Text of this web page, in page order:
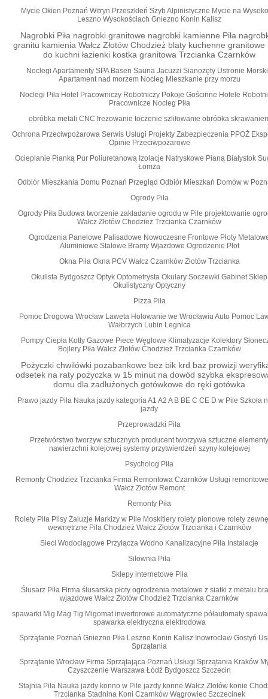
Mycie Okien Poznań Witryn Przeszkleń Szyb Alpinistyczne Mycie na
Leszno Wysokościach Gniezno Konin Kalisz
Nagrobki Piła nagrobki granitowe nagrobki kamienne Piła
granitu kamienia Wałcz Złotów Chodzież blaty kuchenne granitowe
do kuchni łazienki kostka granitowa Trzcianka Czarnków
Noclegi Apartamenty SPA Basen Sauna Jacuzzi Sianożęty Ustronie
Apartament nad morzem Nocleg Mieszkanie przy morzu
Noclegi Piła Hotel Pracowniczy Robotniczy Pokoje Gościnne Hotele
Pracownicze Nocleg Piła
obróbka metali CNC frezowanie toczenie szlifowanie obróbka
Ochrona Przeciwpożarowa Serwis Usługi Projekty Zabezpieczenia PPOŻ
Opinie Przeciwpożarowe
Ocieplanie Pianką Pur Poliuretanową Izolacje Natryskowe Pianą Białystok
Łomża
Odbiór Mieszkania Domu Poznań Przegląd Odbiór Mieszkań Domów w
Ogrody Piła
Ogrody Piła Budowa tworzenie zakładanie ogrodu w Pile projektowanie
Wałcz Złotów Chodzież Trzcianka Czarnków
Ogrodzenia Panelowe Palisadowe Nowoczesne Frontowe Płoty
Aluminiowe Stalowe Bramy Wjazdowe Ogrodzenie Płot
Okna Piła Okna PCV Wałcz Czarnków Złotów Trzcianka
Okulista Bydgoszcz Optyk Optometrysta Okulary Soczewki Gabinet Sklep
Okulistyczny Optyczny
Pizza Piła
Pomoc Drogowa Wrocław Laweta Holowanie we Wrocławiu Auto Pomoc
Wałbrzych Lubin Legnica
Pompy Ciepła Kotły Gazowe Piece Węglowe Klimatyzacje Kolektory
Bojlery Piła Wałcz Złotów Chodzież Trzcianka Czarnków
Pożyczki chwilówki pozabankowe bez bik krd baz prowizji
odsetek na raty pożyczka w 15 minut na dowód szybka
domu dla zadłużonych gotówkowe do ręki gotówka
Prawo jazdy Piła Nauka jazdy kategoria A1 A2 A B BE C CE D‎ w Pile Szkoła
jazdy
Przeprowadzki Piła
Przetwórstwo tworzyw sztucznych producent tworzywa sztuczne elementy
nawierzchni kolejowej systemy przytwierdzeń szyny kolejowej
Psycholog Piła
Remonty Chodzież Trzcianka Firma Remontowa Czarnków Usługi
Wałcz Złotów Remont
Remonty Piła
Rolety Piła Plisy Żaluzje Markizy w Pile Moskitiery rolety pionowe rolety
wewnętrzne Pila Chodzież Wałcz Złotów Trzcianka i Czarnków
Sieci Wodociągowe Przyłącza Wodno Kanalizacyjne Piła Instalacje
Siłownia Piła
Sklepy internetowe Piła
Ślusarz Piła Firma ślusarska płoty ogrodzenia metalowe z siatki z metalu
wjazdowe Wałcz Złotów Chodzież Trzcianka Czarnków
spawarki Mig Mag Tig Migomat inwertorowe automatyczne półautomaty
spawarka elektryczna elektrodowa
Sprzątanie Poznań Gniezno Piła Leszno Konin Kalisz Inowrocław Gostyń
Sprzątania
Sprzątanie Wrocław Firma Sprzątająca Poznań Usługi Sprzątania Kraków
Czyszczenie Warszawa Łódź Bydgoszcz Szczecin
Stajnia Piła Nauka jazdy konno w Pile jazdy konne Wałcz Złotów konie
Trzcianka Stadnina Koni Czarnków Wągrowiec Szczecinek